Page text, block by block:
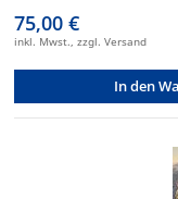
75,00 €
inkl. Mwst., zzgl. Versand
In den